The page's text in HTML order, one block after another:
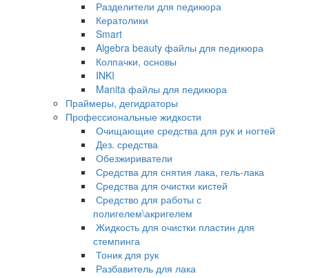
Разделители для педикюра
Кератолики
Smart
Algebra beauty файлы для педикюра
Колпачки, основы
INKI
Manita файлы для педикюра
Праймеры, дегидраторы
Профессиональные жидкости
Очищающие средства для рук и ногтей
Дез. средства
Обезжириватели
Средства для снятия лака, гель-лака
Средства для очистки кистей
Средство для работы с
полигелем\акригелем
Жидкость для очистки пластин для
стемпинга
Тоник для рук
Разбавитель для лака